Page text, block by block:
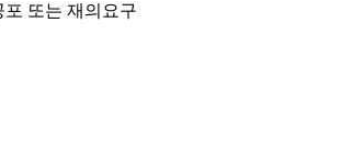
또는 재의요구